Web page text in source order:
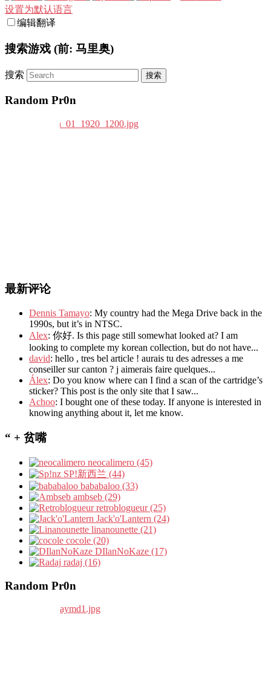
设置为默认语言
编辑翻译
搜索游戏 (前: 马里奥)
搜索
Random Pr0n
最新评论
Dennis Tamayo: My country had the Mega Drive back in the
1990s, but it’s in NTSC.
Alex: 你好. Is this page still somewhat looked at? I am
looking to complete my korean collection, but do not have...
david: hello , tres bel article ! aurais tu des adresses a me
conseiller sur canton ? j aimerais faire quelques...
Álex: Do you know where can I find a scan of the cartridge’s
sticker? This post is the only site that I saw...
Achoo: I bought one of these today. If anyone is interested in
knowing anything about it, let me know.
“ + 贫嘴
neocalimero (45)
SP!新西兰 (44)
bababaloo (33)
ambseb (29)
retroblogueur (25)
Jack'o'Lantern (24)
linanounette (21)
cocole (20)
DIlanNoKaze (17)
radaj (16)
Random Pr0n